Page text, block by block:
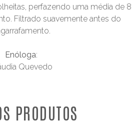
perfazendo uma média de 8
Filtrado suavemente antes do
Enóloga:
Quevedo
PRODUTOS